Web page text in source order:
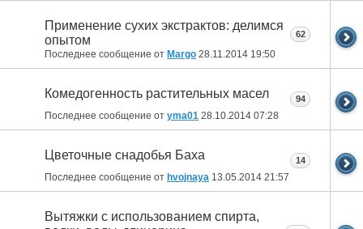
Применение сухих экстрактов: делимся
опытом
Последнее сообщение от Margo 28.11.2014 19:50
62
Комедогенность растительных масел
Последнее сообщение от yma01 28.10.2014 07:28
94
Цветочные снадобья Баха
Последнее сообщение от hvojnaya 13.05.2014 21:57
14
Вытяжки с использованием спирта,